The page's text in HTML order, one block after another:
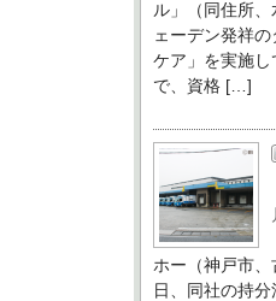
ル」（同住所
ェーデン発祥
ケア」を実施
で、資格 […]
ホー（神戸市
日、同社の持